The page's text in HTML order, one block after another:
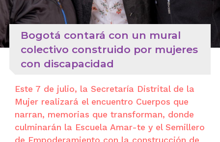
Bogotá contará con un mural
colectivo construido por mujeres
con discapacidad
Este 7 de julio, la Secretaría Distrital de la
Mujer realizará el encuentro Cuerpos que
narran, memorias que transforman, donde
culminarán la Escuela Amar-te y el Semillero
de Empoderamiento con la construcción de